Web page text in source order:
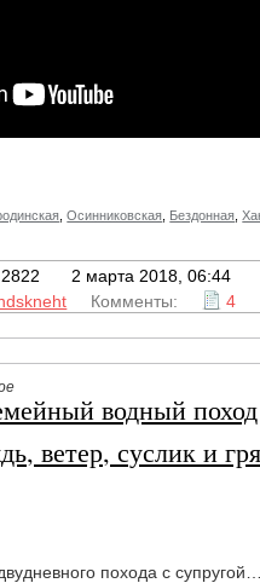
,Осинниковская Бездонная ,
2 марта 2018, 06:44
Комменты: 4
водный
ветер, суслик и
похода с